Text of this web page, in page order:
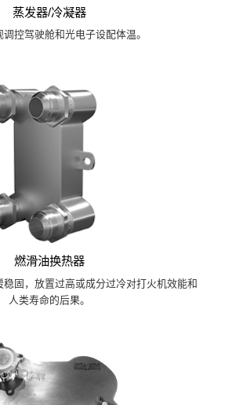
蒸发器/冷凝器
控驾驶舱和光电子设配体温。
燃滑油换热器
固，放置过高或成分过冷对打火机效能和
人类寿命的后果。